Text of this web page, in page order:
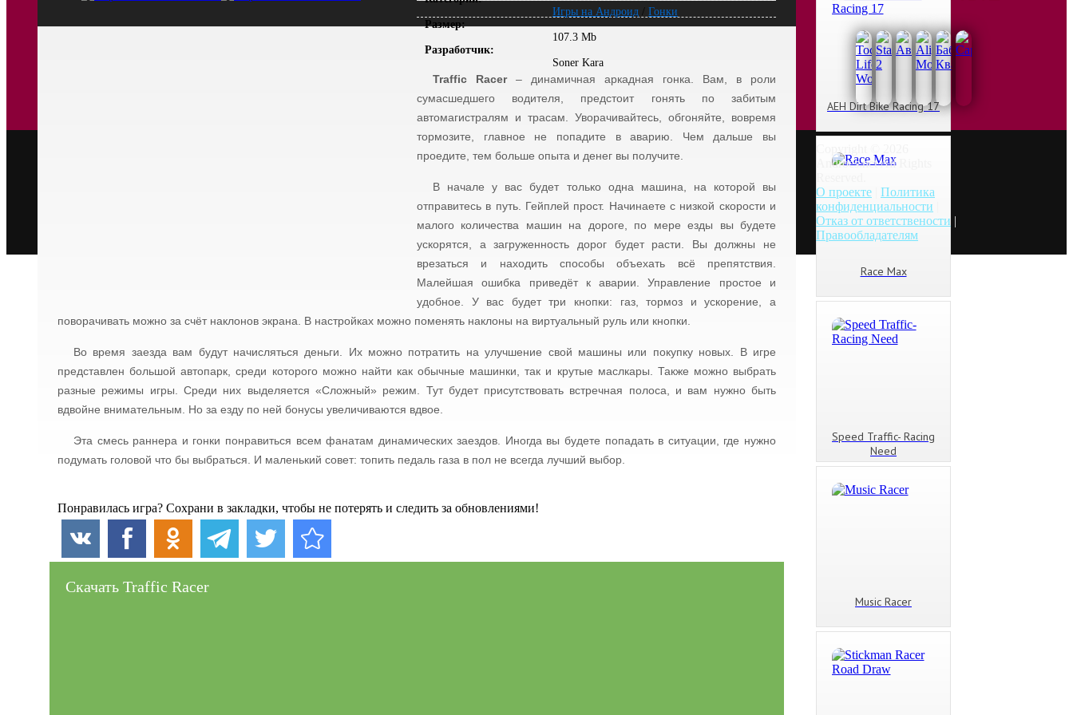
Игры на Андроид / Гонки
Размер:
107.3 Mb
Разработчик:
Soner Kara
Traffic Racer– динамичная аркадная гонка. Вам, в роли
сумасшедшего водителя, предстоит гонять по забитым
автомагистралям и трасам. Уворачивайтесь, обгоняйте, вовремя
тормозите, главное не попадите в аварию. Чем дальше вы
проедите, тем больше опыта и денег вы получите.
В начале у вас будет только одна машина, на которой вы
отправитесь в путь. Гейплей прост. Начинаете с низкой скорости и
малого количества машин на дороге, по мере езды вы будете
ускорятся, а загруженность дорог будет расти. Вы должны не
врезаться и находить способы объехать всё препятствия.
Малейшая ошибка приведёт к аварии. Управление простое и
удобное. У вас будет три кнопки: газ, тормоз и ускорение, а
поворачивать можно за счёт наклонов экрана. В настройках можно поменять наклоны на виртуальный руль или кнопки.
Во время заезда вам будут начисляться деньги. Их можно потратить на улучшение свой машины или покупку новых. В игре
представлен большой автопарк, среди которого можно найти как обычные машинки, так и крутые маслкары. Также можно выбрать
разные режимы игры. Среди них выделяется «Сложный» режим. Тут будет присутствовать встречная полоса, и вам нужно быть
вдвойне внимательным. Но за езду по ней бонусы увеличиваются вдвое.
Эта смесь раннера и гонки понравиться всем фанатам динамических заездов. Иногда вы будете попадать в ситуации, где нужно
подумать головой что бы выбраться. И маленький совет: топить педаль газа в пол не всегда лучший выбор.
Понравилась игра? Сохрани в закладки, чтобы не потерять и следить за обновлениями!
Скачать Traffic Racer
АЕН Dirt Bike Racing 17
Race Max
Speed Traffic- Racing
Need
Music Racer
Androes.net All Rights
О проекте
Политика
конфиденциальности
Отказ от ответствености |
Правообладателям